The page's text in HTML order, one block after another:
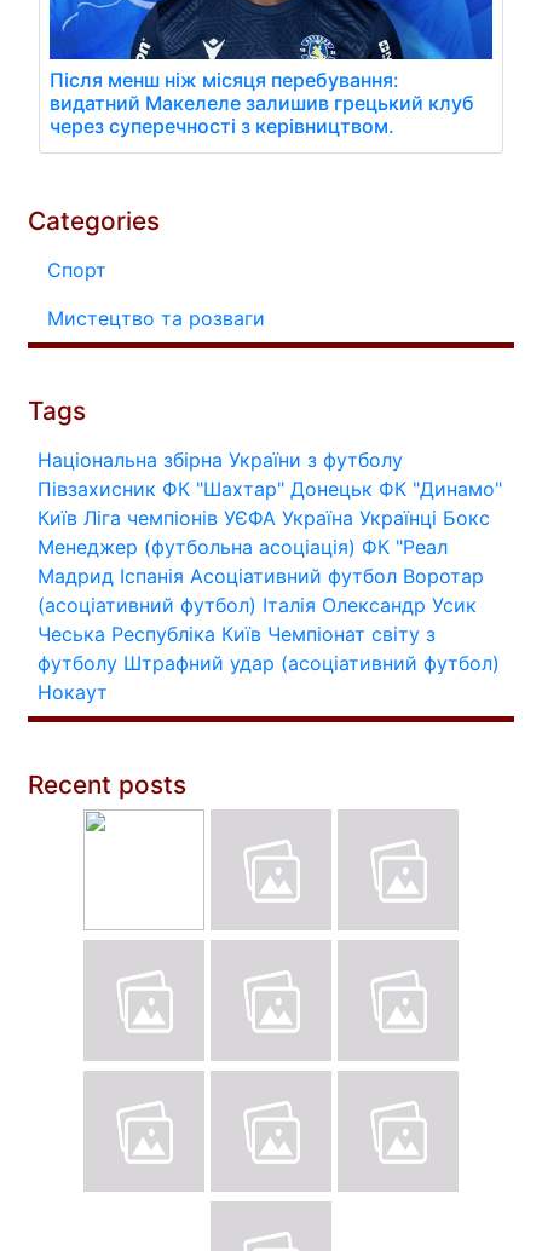
Після менш ніж місяця перебування:
видатний Макелеле залишив грецький клуб
через суперечності з керівництвом.
Categories
Спорт
Мистецтво та розваги
Tags
Національна збірна України з футболу
Півзахисник ФК "Шахтар" Донецьк ФК "Динамо"
Київ Ліга чемпіонів УЄФА Україна Українці Бокс
Менеджер (футбольна асоціація) ФК "Реал
Мадрид Іспанія Асоціативний футбол Воротар
(асоціативний футбол) Італія Олександр Усик
Чеська Республіка Київ Чемпіонат світу з
футболу Штрафний удар (асоціативний футбол)
Нокаут
Recent posts